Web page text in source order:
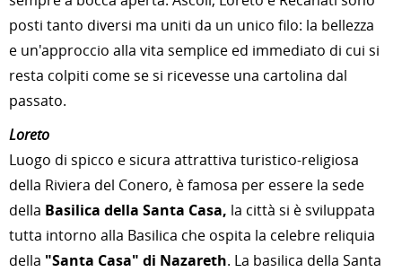
posti tanto diversi ma uniti da un unico filo: la bellezza
e un'approccio alla vita semplice ed immediato di cui si
resta colpiti come se si ricevesse una cartolina dal
passato.
Loreto
Luogo di spicco e sicura attrattiva turistico-religiosa
della Riviera del Conero, è famosa per essere la sede
della Basilica della Santa Casa, la città si è sviluppata
tutta intorno alla Basilica che ospita la celebre reliquia
della "Santa Casa" di Nazareth. La basilica della Santa